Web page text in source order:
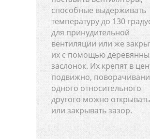
способные выдерживать
температуру до 130
для принудительной
вентиляции или же
их с помощью
заслонок. Их крепят в
подвижно,
одного относительного
другого можно открывать
или закрывать зазор.